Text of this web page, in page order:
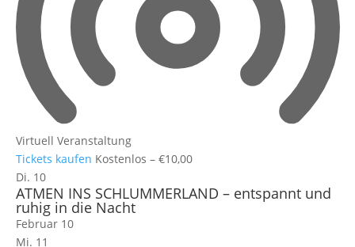
Virtuell Veranstaltung
Tickets kaufen Kostenlos – €10,00
Di. 10
ATMEN INS SCHLUMMERLAND – entspannt und
ruhig in die Nacht
Februar 10
Mi. 11